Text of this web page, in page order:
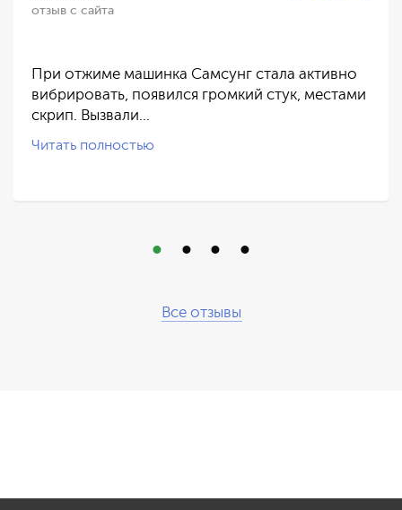
отзыв с сайта
При отжиме машинка Самсунг стала активно
вибрировать, появился громкий стук, местами
скрип. Вызвали…
Читать полностью
Все отзывы